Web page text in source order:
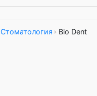
Стоматология Bio Dent